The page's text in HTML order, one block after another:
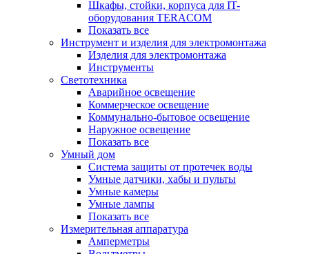
Шкафы, стойки, корпуса для IT-
оборудования TERACOM
Показать все
Инструмент и изделия для электромонтажа
Изделия для электромонтажа
Инструменты
Светотехника
Аварийное освещение
Коммерческое освещение
Коммунально-бытовое освещение
Наружное освещение
Показать все
Умный дом
Система защиты от протечек воды
Умные датчики, хабы и пульты
Умные камеры
Умные лампы
Показать все
Измерительная аппаратура
Амперметры